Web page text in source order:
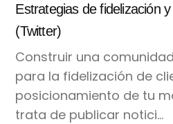
Estrategias de fidelización
(Twitter)
Construir una
para la fidelización de
posicionamiento de tu
trata de publicar notici…